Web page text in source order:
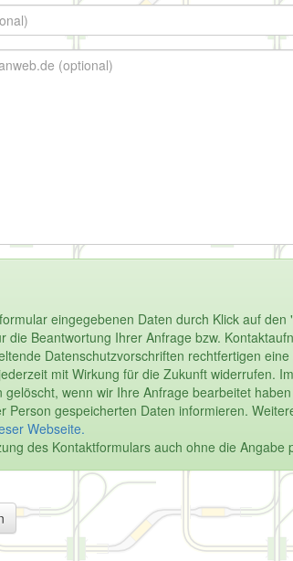
eingegebenen Daten durch Klick auf
die Beantwortung Ihrer Anfrage bzw.
Datenschutzvorschriften rechtfertigen
mit Wirkung für die Zukunft widerrufen.
gelöscht, wenn wir Ihre Anfrage bearbeitet
Person gespeicherten Daten informieren.
Webseite.
des Kontaktformulars auch ohne die Angabe